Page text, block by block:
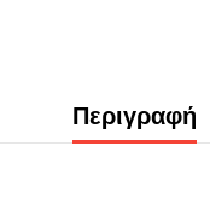
Περιγραφή